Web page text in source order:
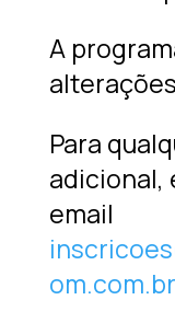
A
Para
adicional,
email
om.com.br